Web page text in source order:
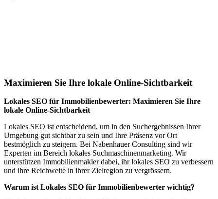
Maximieren Sie Ihre lokale Online-Sichtbarkeit
Lokales SEO für Immobilienbewerter: Maximieren Sie Ihre
lokale Online-Sichtbarkeit
Lokales SEO ist entscheidend, um in den Suchergebnissen Ihrer
Umgebung gut sichtbar zu sein und Ihre Präsenz vor Ort
bestmöglich zu steigern. Bei Nabenhauer Consulting sind wir
Experten im Bereich lokales Suchmaschinenmarketing. Wir
unterstützen Immobilienmakler dabei, ihr lokales SEO zu verbessern
und ihre Reichweite in ihrer Zielregion zu vergrössern.
Warum ist Lokales SEO für Immobilienbewerter wichtig?